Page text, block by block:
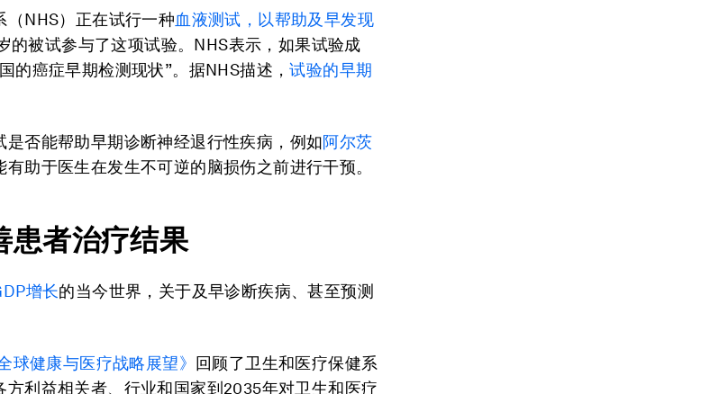
NHS）正在试行一种血液测试，以帮助及早发现
的被试参与了这项试验。NHS表示，如果试验成
的癌症早期检测现状”。据NHS描述，试验的早期
否能帮助早期诊断神经退行性疾病，例如阿尔茨
有助于医生在发生不可逆的脑损伤之前进行干预。
患者治疗结果
增长的当今世界，关于及早诊断疾病、甚至预测
球健康与医疗战略展望》
回顾了卫生和医疗保健系
方利益相关者、行业和国家到2035年对卫生和医疗